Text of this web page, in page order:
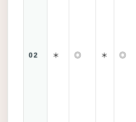
02 ＊ ◎ ＊ ◎